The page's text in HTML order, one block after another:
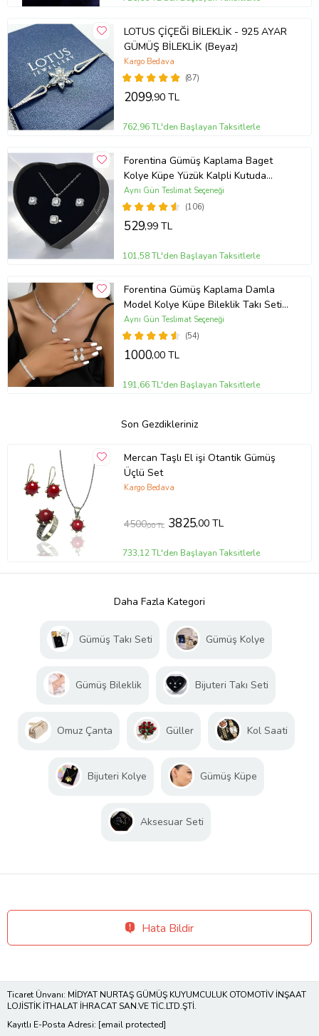
LOTUS ÇİÇEĞİ BİLEKLİK - 925 AYAR
GÜMÜŞ BİLEKLİK (Beyaz)
(87)
Kargo Bedava
2099,90 TL
762,96 TL'den Başlayan Taksitlerle
Forentina Gümüş Kaplama Baget
Kolye Küpe Yüzük Kalpli Kutuda
Hediye Takı Seti PS3786
(106)
Aynı Gün Teslimat Seçeneği
529,99 TL
101,58 TL'den Başlayan Taksitlerle
Forentina Gümüş Kaplama Damla
Model Kolye Küpe Bileklik Takı Seti
PS3702
(54)
Aynı Gün Teslimat Seçeneği
1000,00 TL
191,66 TL'den Başlayan Taksitlerle
Son Gezdikleriniz
Mercan Taşlı El işi Otantik Gümüş
Üçlü Set
Kargo Bedava
4500,00 TL 3825,00 TL
733,12 TL'den Başlayan Taksitlerle
Daha Fazla Kategori
Gümüş Takı Seti Gümüş Kolye
Gümüş Bileklik Bijuteri Takı Seti
Omuz Çanta Güller Kol Saati
Bijuteri Kolye Gümüş Küpe
Aksesuar Seti
Hata Bildir
Ticaret Ünvanı: MİDYAT NURTAŞ GÜMÜŞ KUYUMCULUK OTOMOTİV İNŞAAT
LOJİSTİK İTHALAT İHRACAT SAN.VE TİC.LTD.ŞTİ.
Kayıtlı E-Posta Adresi: [email protected]